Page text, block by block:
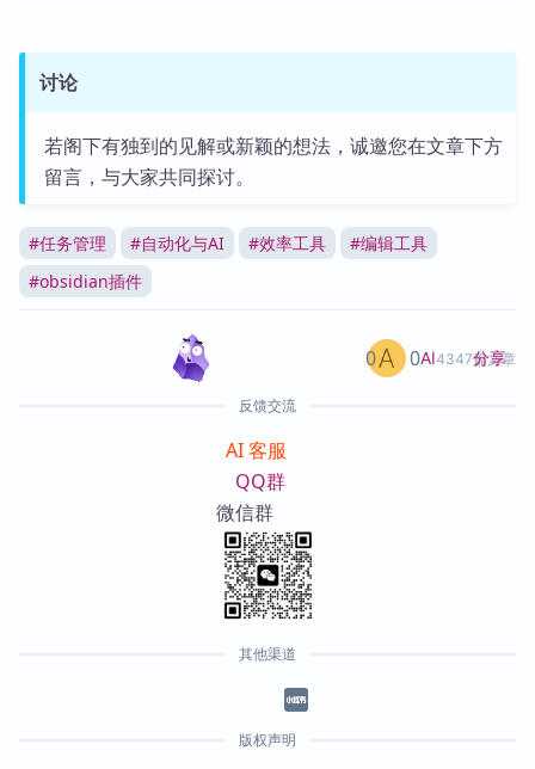
讨论
若阁下有独到的见解或新颖的想法，诚邀您在文章下方
留言，与大家共同探讨。
#任务管理 #自动化与AI #效率工具 #编辑工具
#obsidian插件
AI4347篇文章
0 0 分享
反馈交流
AI 客服
QQ群
微信群
其他渠道
版权声明